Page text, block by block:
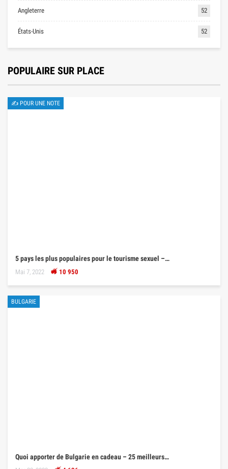
Angleterre 52
États-Unis 52
POPULAIRE SUR PLACE
✍ POUR UNE NOTE
5 pays les plus populaires pour le tourisme sexuel –…
Mai 7, 2022 10 950
BULGARIE
Quoi apporter de Bulgarie en cadeau – 25 meilleurs…